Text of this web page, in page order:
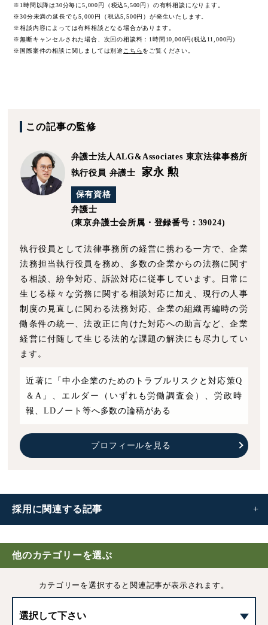
採用に関連する記事
労働者の採用｜労働契約の成立要件や労働条件の明示義務
すく解説
試用期間とは｜解雇や期間の延長、注意点などを解説
他のカテゴリーを選ぶ
カテゴリーを選択すると関連記事が表示されます。
※1時間以降は30分毎に5,000円（税込5,500円）の有料相談になります。
※30分未満の延長でも5,000円（税込5,500円）が発生いたします。
※相談内容によっては有料相談となる場合があります。
※無断キャンセルされた場合、次回の相談料：1時間10,000円(税込11,000円)
※国際案件の相談に関しましては別途 こちらをご覧ください。
この記事の監修
弁護士法人ALG&Associates 東京法律事務所
執行役員 弁護士
家永 勲
保有資格
弁護士
(東京弁護士会所属・登録番号：39024)
執行役員として法律事務所の経営に携わる一方で、企業
法務担当執行役員を務め、多数の企業からの法務に関す
る相談、紛争対応、訴訟対応に従事しています。日常に
生じる様々な労務に関する相談対応に加え、現行の人事
制度の見直しに関わる法務対応、企業の組織再編時の労
働条件の統一、法改正に向けた対応への助言など、企業
経営に付随して生じる法的な課題の解決にも尽力してい
ます。
近著に「中小企業のためのトラブルリスクと対応策Q
＆A」、エルダー（いずれも労働調査会）、労政時
報、LDノート等へ多数の論稿がある
プロフィールを見る